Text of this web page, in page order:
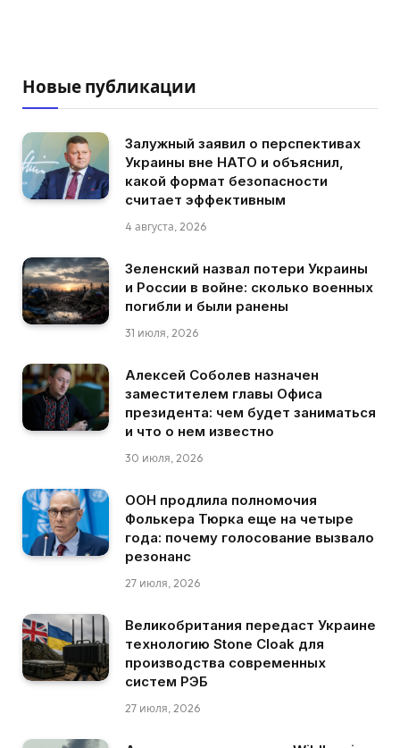
Новые публикации
Залужный заявил о перспективах
Украины вне НАТО и объяснил,
какой формат безопасности
считает эффективным
4 августа, 2026
Зеленский назвал потери Украины
и России в войне: сколько военных
погибли и были ранены
31 июля, 2026
Алексей Соболев назначен
заместителем главы Офиса
президента: чем будет заниматься
и что о нем известно
30 июля, 2026
ООН продлила полномочия
Фолькера Тюрка еще на четыре
года: почему голосование вызвало
резонанс
27 июля, 2026
Великобритания передаст Украине
технологию Stone Cloak для
производства современных
систем РЭБ
27 июля, 2026